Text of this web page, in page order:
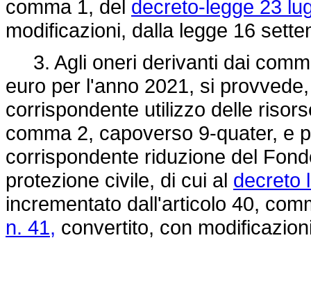
comma 1, del decreto-legge 23
modificazioni, dalla legge 16
3. Agli oneri derivanti dai
euro per l'anno 2021, si
corrispondente utilizzo delle
comma 2, capoverso 9-quater, e
corrispondente riduzione del
protezione civile, di cui al decreto
incrementato dall'articolo 40,
n. 41, convertito, con